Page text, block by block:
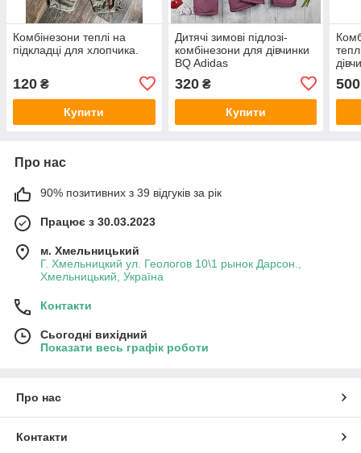
Комбінезони теплі на
підкладці для хлопчика.
120 ₴
Купити
Дитячі зимові підлозі-
комбінезони для дівчинки
BQ Adidas
320₴
Купити
500
Про нас
90% позитивних з 39 відгуків за рік
Працює з 30.03.2023
м. Хмельницький
Г. Хмельницкий ул. Геологов 10\1 рынок Дарсон.,
Хмельницький, Україна
Контакти
Сьогодні вихідний
Показати весь графік роботи
Про нас
Контакти